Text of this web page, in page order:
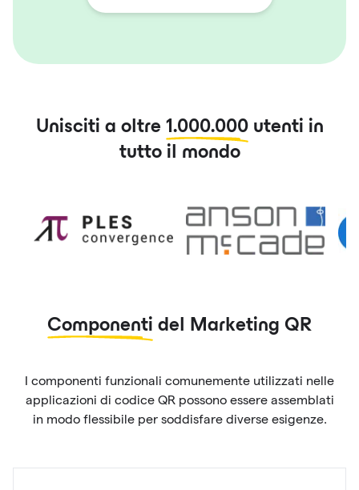
Unisciti a oltre 1.000.000utenti in
tutto il mondo
Componenti del Marketing QR
I componenti funzionali comunemente utilizzati nelle
applicazioni di codice QR possono essere assemblati
in modo flessibile per soddisfare diverse esigenze.